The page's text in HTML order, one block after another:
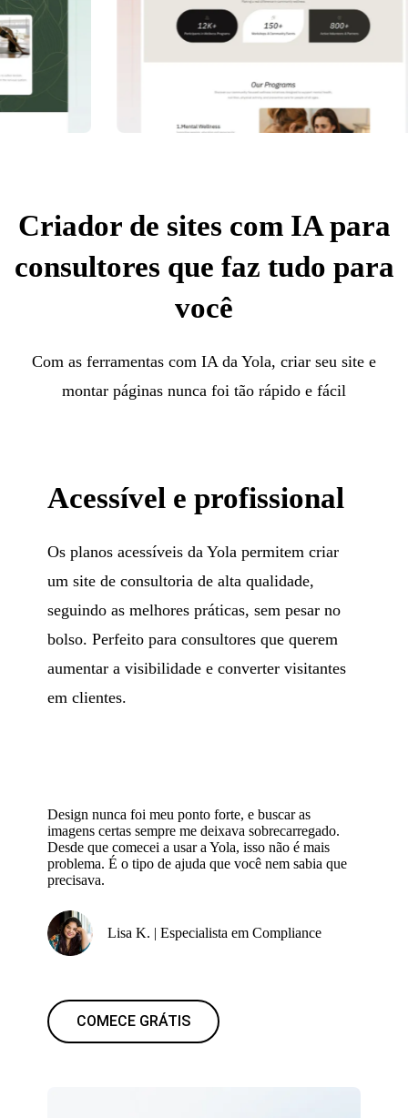
Criador de sites com IA para
consultores que faz tudo para
você
Com as ferramentas com IA da Yola, criar seu site e
montar páginas nunca foi tão rápido e fácil
Acessível e profissional
Os planos acessíveis da Yola permitem criar
um site de consultoria de alta qualidade,
seguindo as melhores práticas, sem pesar no
bolso. Perfeito para consultores que querem
aumentar a visibilidade e converter visitantes
em clientes.
Design nunca foi meu ponto forte, e buscar as
imagens certas sempre me deixava sobrecarregado.
Desde que comecei a usar a Yola, isso não é mais
problema. É o tipo de ajuda que você nem sabia que
precisava.
Lisa K. | Especialista em Compliance
COMECE GRÁTIS